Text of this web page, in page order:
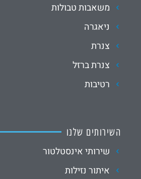
משאבות טבולות
ניאגרה
צנרת
צנרת ברזל
רטיבות
השירותים שלנו
שירותי אינסטלטור
איתור נזילות